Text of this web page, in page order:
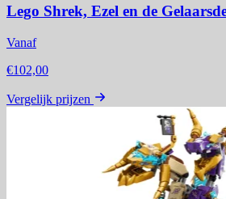
Lego Shrek, Ezel en de
Vanaf
€102,00
Vergelijk prijzen